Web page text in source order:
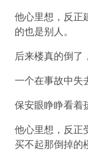
他心里想，反正
的也是别人。
后来楼真的倒了
一个在事故中失
保安眼睁睁看着
他心里想，反正
买不起那倒掉的